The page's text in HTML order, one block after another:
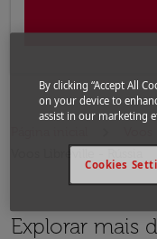
Explorar mais
By clicking “Accept All
on your device to
assist in our marketing
Cookies